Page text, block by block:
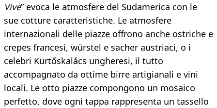
Vive” evoca le atmosfere del Sudamerica con le
sue cotture caratteristiche. Le atmosfere
internazionali delle piazze offrono anche ostriche e
crepes francesi, würstel e sacher austriaci, o i
celebri Kürtőskalács ungheresi, il tutto
accompagnato da ottime birre artigianali e vini
locali. Le otto piazze compongono un mosaico
perfetto, dove ogni tappa rappresenta un tassello